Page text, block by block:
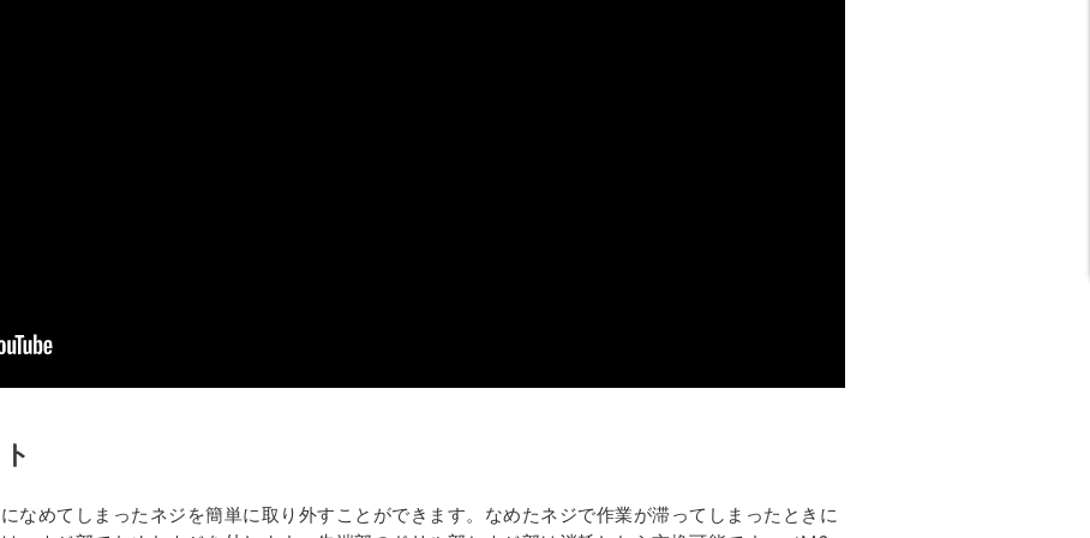
なめてしまったネジを簡単に取り外すことができます。なめたネジで作業が滞ってしまったときに